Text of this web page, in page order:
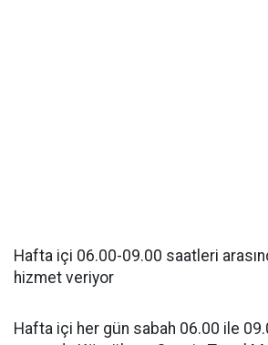
Hafta içi 06.00-09.00 saatleri
hizmet veriyor
Hafta içi her gün sabah 06.00 ile